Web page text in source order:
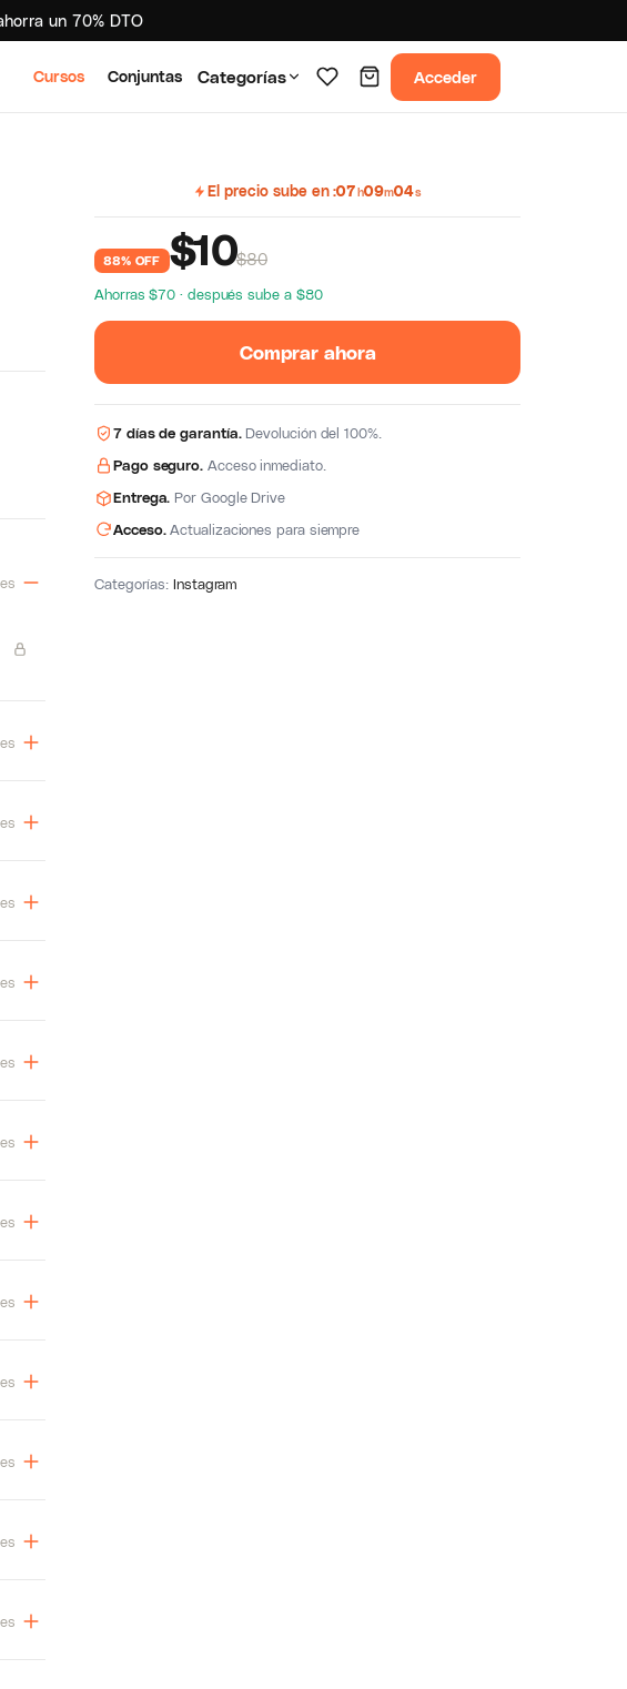
un 70% DTO
Cursos Conjuntas Categorías Acceder
El precio sube en 07h09m03s
88% OFF $10$80
Ahorras $70 · después sube a $80
Comprar ahora
7 días de garantía.Devolución del 100%.
Pago seguro. Acceso inmediato.
Entrega. Por Google Drive
Acceso.Actualizaciones para siempre
Categorías:Instagram